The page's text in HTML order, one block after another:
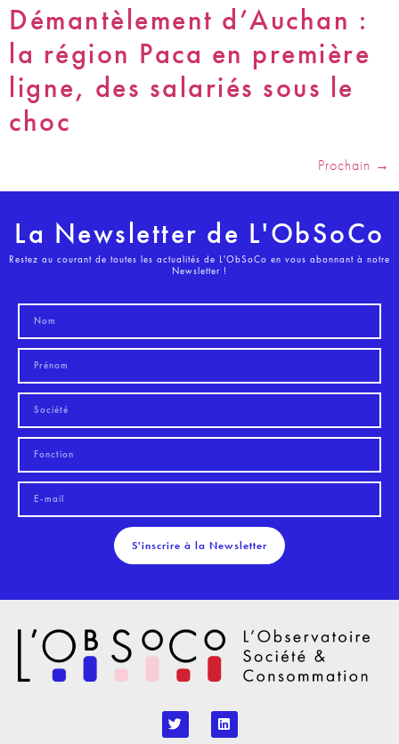
Démantèlement d’Auchan :
la région Paca en première
ligne, des salariés sous le
choc
Prochain →
La Newsletter de L'ObSoCo
Restez au courant de toutes les actualités de L'ObSoCo en vous abonnant à notre
Newsletter !
S'inscrire à la Newsletter